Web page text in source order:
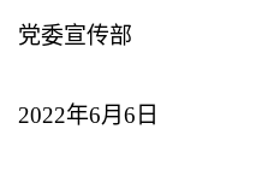
党委宣传部
2022年6月6日